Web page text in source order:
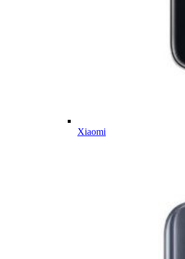
Xiaomi